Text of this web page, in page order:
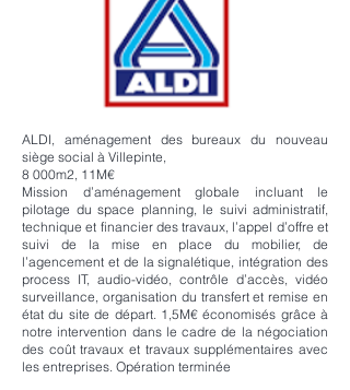
ALDI, aménagement des bureaux du nouveau
siège social à Villepinte,
8 000m2, 11M€
Mission d’aménagement globale incluant le
pilotage du space planning, le suivi administratif,
technique et financier des travaux, l’appel d’offre et
suivi de la mise en place du mobilier, de
l’agencement et de la signalétique, intégration des
process IT, audio-vidéo, contrôle d’accès, vidéo
surveillance, organisation du transfert et remise en
état du site de départ. 1,5M€ économisés grâce à
notre intervention dans le cadre de la négociation
des coût travaux et travaux supplémentaires avec
les entreprises. Opération terminée